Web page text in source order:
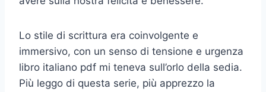
Lo stile di scrittura era coinvolgente e
immersivo, con un senso di tensione e urgenza
libro italiano pdf mi teneva sull’orlo della sedia.
Più leggo di questa serie, più apprezzo la